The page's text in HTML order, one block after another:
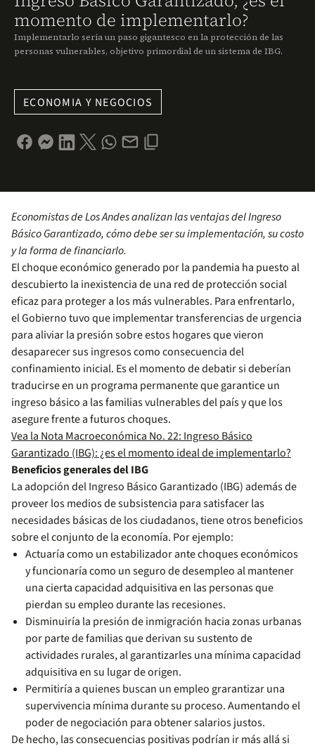
momento de implementarlo?
Implementarlo sería un paso gigantesco en la protección de las
personas vulnerables, objetivo primordial de un sistema de IBG.
ECONOMIA Y NEGOCIOS
Economistas de Los Andes analizan las ventajas del Ingreso
Básico Garantizado, cómo debe ser su implementación, su costo
y la forma de financiarlo.
El choque económico generado por la pandemia ha puesto al
descubierto la inexistencia de una red de protección social
eficaz para proteger a los más vulnerables. Para enfrentarlo,
el Gobierno tuvo que implementar transferencias de urgencia
para aliviar la presión sobre estos hogares que vieron
desaparecer sus ingresos como consecuencia del
confinamiento inicial. Es el momento de debatir si deberían
traducirse en un programa permanente que garantice un
ingreso básico a las familias vulnerables del país y que los
asegure frente a futuros choques.
Vea la Nota Macroeconómica No. 22: Ingreso Básico
Garantizado (IBG): ¿es el momento ideal de implementarlo?
Beneficios generales del IBG
La adopción del Ingreso Básico Garantizado (IBG) además de
proveer los medios de subsistencia para satisfacer las
necesidades básicas de los ciudadanos, tiene otros beneficios
sobre el conjunto de la economía. Por ejemplo:
Actuaría como un estabilizador ante choques económicos
y funcionaría como un seguro de desempleo al mantener
una cierta capacidad adquisitiva en las personas que
pierdan su empleo durante las recesiones.
Disminuiría la presión de inmigración hacia zonas urbanas
por parte de familias que derivan su sustento de
actividades rurales, al garantizarles una mínima capacidad
adquisitiva en su lugar de origen.
Permitiría a quienes buscan un empleo grarantizar una
supervivencia mínima durante su proceso. Aumentando el
poder de negociación para obtener salarios justos.
De hecho, las consecuencias positivas podrían ir más allá si